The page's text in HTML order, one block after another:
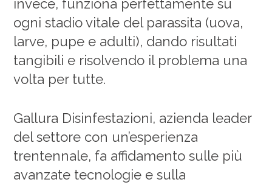
invece, funziona perfettamente su
ogni stadio vitale del parassita (uova,
larve, pupe e adulti), dando risultati
tangibili e risolvendo il problema una
volta per tutte.
Gallura Disinfestazioni, azienda leader
del settore con un’esperienza
trentennale, fa affidamento sulle più
avanzate tecnologie e sulla